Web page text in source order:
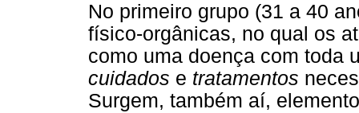
No primeiro grupo (31 a 40
físico-orgânicas, no qual os
como uma doença com toda
cuidados e tratamentos
Surgem, também aí,